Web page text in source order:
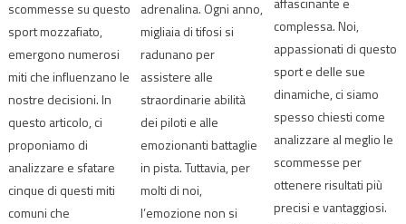
scommesse su questo
sport mozzafiato,
emergono numerosi
miti che influenzano le
nostre decisioni. In
questo articolo, ci
proponiamo di
analizzare e sfatare
cinque di questi miti
comuni che
adrenalina. Ogni anno,
migliaia di tifosi si
radunano per
assistere alle
straordinarie abilità
dei piloti e alle
emozionanti battaglie
in pista. Tuttavia, per
molti di noi,
l’emozione non si
complessa. Noi,
appassionati di questo
sport e delle sue
dinamiche, ci siamo
spesso chiesti come
analizzare al meglio le
scommesse per
ottenere risultati più
precisi e vantaggiosi.